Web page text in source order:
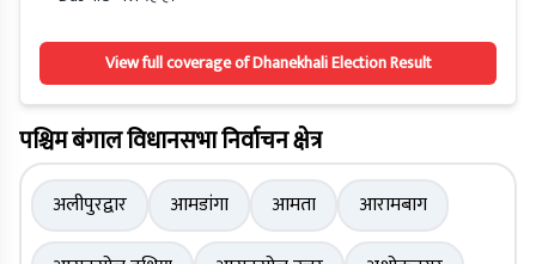
View full coverage of Dhanekhali Election Result
पश्चिम बंगाल विधानसभा निर्वाचन क्षेत्र
अलीपुरद्वार आमडांगा आमता
आरामबाग